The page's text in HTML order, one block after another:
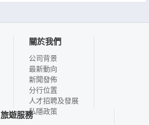
關於我們
公司背景
最新動向
新聞發佈
分行位置
人才招聘及發展
私隱政策
旅遊服務